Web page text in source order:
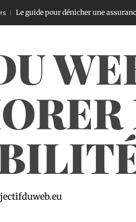
pour dénicher une assurance voiture